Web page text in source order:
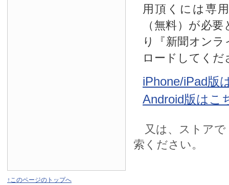
用頂くには専
（無料）が必
り『新聞オン
ロードしてくだ
iPhone/iPad版
Android版はこ
又は、ストアで
索ください。
↑このページのトップへ